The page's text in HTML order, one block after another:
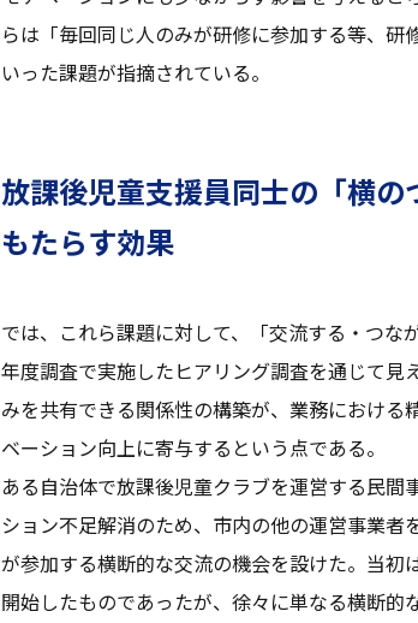
らは「毎回同じ人のみが研修に参加する等、
いった課題が指摘されている。
放課後児童支援員同士の「横の
もたらす効果
では、これら課題に対して、「交流する・つ
年度調査で実施したヒアリング調査を通じて
みを共有できる関係性の構築が、業務におけ
ベーション向上に寄与するという点である。
ある自治体で放課後児童クラブを運営する民間
ション不足解消のため、市内の他の運営事業
が参加する横断的な交流の機会を設けた。当
開始したものであったが、徐々に単なる横断